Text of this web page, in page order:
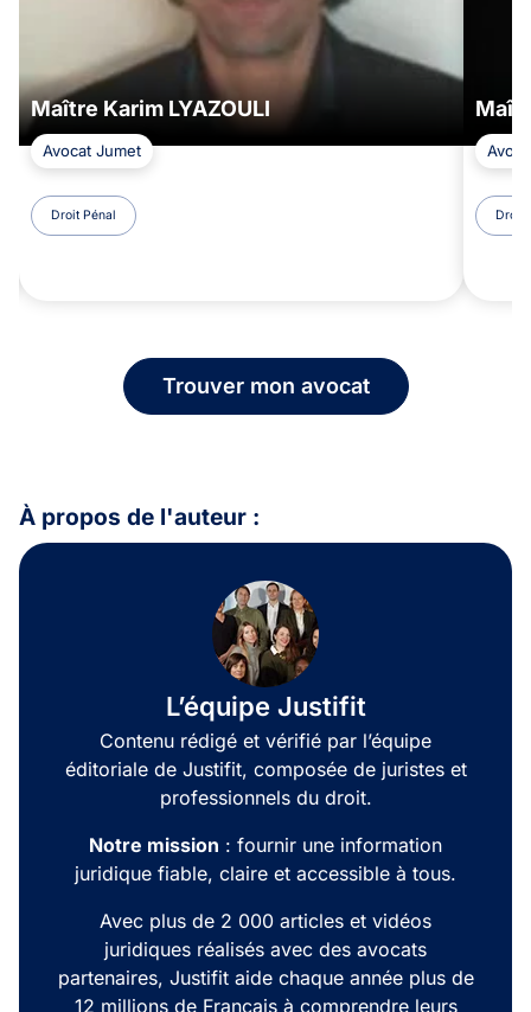
Maître Karim LYAZOULI
Avocat Jumet
Droit Pénal Droit
Trouver mon avocat
À propos de l'auteur :
L’équipe Justifit
Contenu rédigé et vérifié par l’équipe
éditoriale de Justifit, composée de juristes et
professionnels du droit.
Notre mission : fournir une information
juridique fiable, claire et accessible à tous.
Avec plus de 2 000 articles et vidéos
juridiques réalisés avec des avocats
partenaires, Justifit aide chaque année plus de
12 millions de Français à comprendre leurs